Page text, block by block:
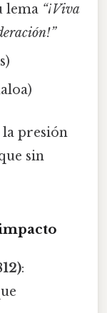
lema “¡Viva
presión
sin
: